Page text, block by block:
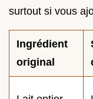
surtout si vous
Ingrédient
original